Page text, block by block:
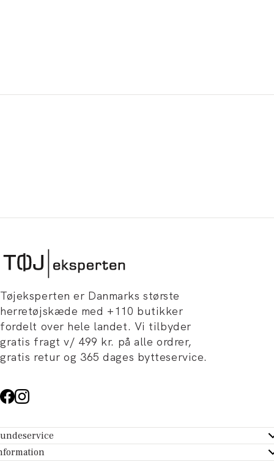
Tøjeksperten er Danmarks største
herretøjskæde med +110 butikker
fordelt over hele landet. Vi tilbyder
gratis fragt v/ 499 kr. på alle ordrer,
gratis retur og 365 dages bytteservice.
- Hjælpecenter